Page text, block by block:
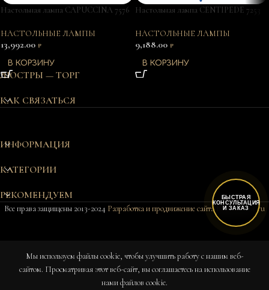
Настольная лампа CAPUCCINA 7576
НАСТОЛЬНЫЕ ЛАМПЫ
13,992.00 ₽
В КОРЗИНУ
Настольная лампа CENTIPEDE 7253
НАСТОЛЬНЫЕ ЛАМПЫ
9,188.00 ₽
В КОРЗИНУ
ЛЮСТРЫ — ТОРГ
КАК СВЯЗАТЬСЯ
ИНФОРМАЦИЯ
КАТЕГОРИИ
РЕКОМЕНДУЕМ
Все права защищены 2013-2024 Разработка и продвижение сайта Bukovkin-it.ru
Мы используем файлы cookie, чтобы улучшить работу с нашим веб-
сайтом. Просматривая этот веб-сайт, вы соглашаетесь на использование
нами файлов cookie.
Настольный
светильник
6 в
наличии
0
БЫСТРАЯ
КОНСУЛЬТАЦИЯ
И ЗАКАЗ